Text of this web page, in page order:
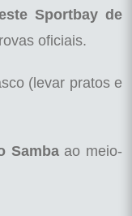
Sportbay de
oficiais.
(levar pratos e
Sambaao meio-